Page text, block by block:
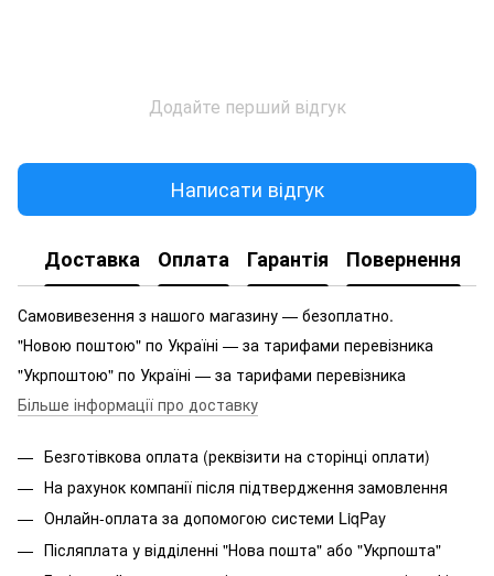
Додайте перший відгук
Написати відгук
Доставка Оплата Гарантія Повернення
Самовивезення з нашого магазину — безоплатно.
"Новою поштою" по Україні — за тарифами перевізника
"Укрпоштою" по Україні — за тарифами перевізника
Більше інформації про доставку
Безготівкова оплата (реквізити на сторінці оплати)
На рахунок компанії після підтвердження замовлення
Онлайн-оплата за допомогою системи LiqPay
Післяплата у відділенні "Нова пошта" або "Укрпошта"